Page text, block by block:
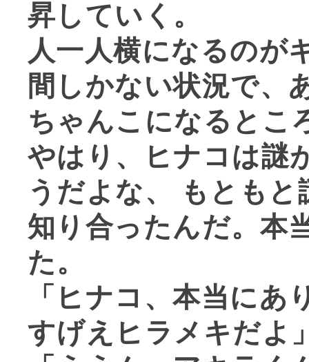
昇していく。
人一人横になるのが
間しかない状況で、
ちゃんこになるとこ
やはり、ヒナコは謎
うだよな、 もともと
知り合ったんだ。本
た。
「ヒナコ、本当に
すげえヒラメキだよ